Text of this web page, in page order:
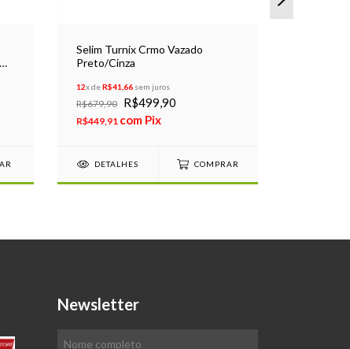
Selim Turnix Crmo Vazado
Preto/Cinza
12x deR$41,66 sem juros
R$679,90 R$499,90
R$449,91 com Pix
DETALHES COMPRAR
Newsletter